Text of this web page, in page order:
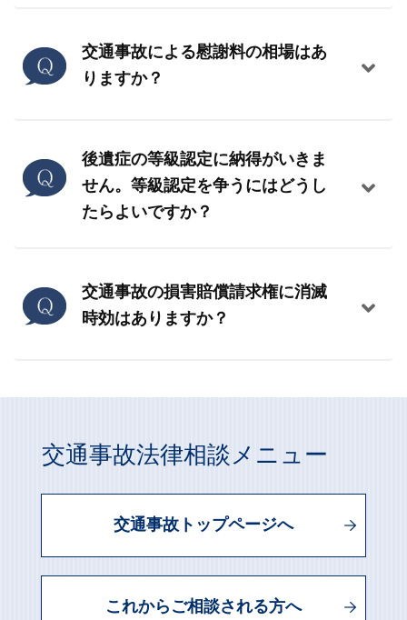
交通事故による慰謝料の相場はあ
りますか？
後遺症の等級認定に納得がいきま
せん。等級認定を争うにはどうし
たらよいですか？
交通事故の損害賠償請求権に消滅
時効はありますか？
交通事故法律相談メニュー
交通事故トップページへ
これからご相談される方へ